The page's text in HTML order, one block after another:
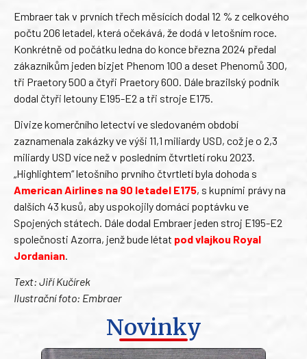
Embraer tak v prvních třech měsících dodal 12 % z celkového
počtu 206 letadel, která očekává, že dodá v letošním roce.
Konkrétně od počátku ledna do konce března 2024 předal
zákazníkům jeden bizjet Phenom 100 a deset Phenomů 300,
tři Praetory 500 a čtyři Praetory 600. Dále brazilský podnik
dodal čtyři letouny E195-E2 a tři stroje E175.
Divize komerčního letectví ve sledovaném období
zaznamenala zakázky ve výši 11,1 miliardy USD, což je o 2,3
miliardy USD více než v posledním čtvrtletí roku 2023.
„Highlightem“ letošního prvního čtvrtletí byla dohoda s
American Airlines na 90 letadel E175, s kupními právy na
dalších 43 kusů, aby uspokojily domácí poptávku ve
Spojených státech. Dále dodal Embraer jeden stroj E195-E2
společnosti Azorra, jenž bude létat pod vlajkou Royal
Jordanian.
Text: Jiří Kučírek
Ilustrační foto: Embraer
Novinky